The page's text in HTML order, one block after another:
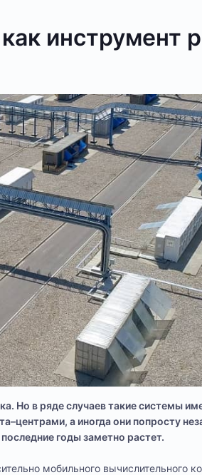
инструмент
Но в ряде случаев такие системы
а иногда они попросту
годы заметно растет.
мобильного вычислительного